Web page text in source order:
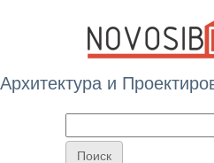
Архитектура и